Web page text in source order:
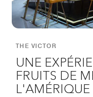
THE VICTOR
UNE
FRUITS DE